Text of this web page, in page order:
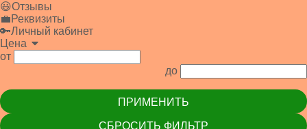
😃Отзывы
💼Реквизиты
🔑Личный кабинет
Цена
от
до
ПРИМЕНИТЬ
СБРОСИТЬ ФИЛЬТР